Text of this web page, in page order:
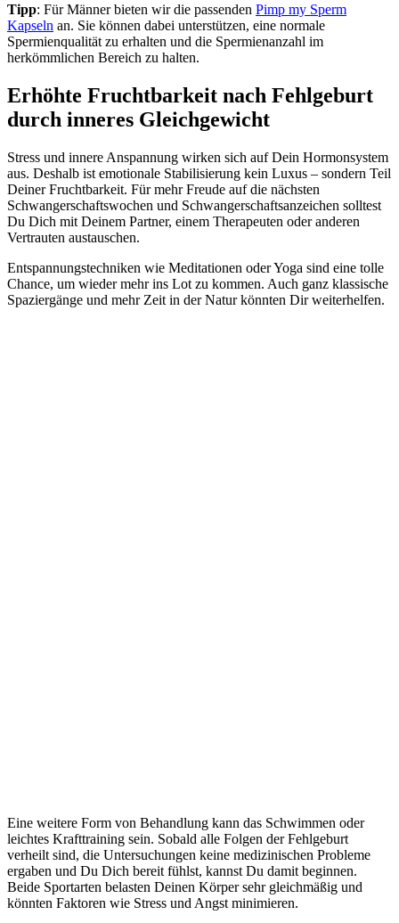
Tipp: Für Männer bieten wir die passenden Pimp my Sperm
Kapseln an. Sie können dabei unterstützen, eine normale
Spermienqualität zu erhalten und die Spermienanzahl im
herkömmlichen Bereich zu halten.
Erhöhte Fruchtbarkeit nach Fehlgeburt
durch inneres Gleichgewicht
Stress und innere Anspannung wirken sich auf Dein Hormonsystem
aus. Deshalb ist emotionale Stabilisierung kein Luxus – sondern Teil
Deiner Fruchtbarkeit. Für mehr Freude auf die nächsten
Schwangerschaftswochen und Schwangerschaftsanzeichen solltest
Du Dich mit Deinem Partner, einem Therapeuten oder anderen
Vertrauten austauschen.
Entspannungstechniken wie Meditationen oder Yoga sind eine tolle
Chance, um wieder mehr ins Lot zu kommen. Auch ganz klassische
Spaziergänge und mehr Zeit in der Natur könnten Dir weiterhelfen.
Eine weitere Form von Behandlung kann das Schwimmen oder
leichtes Krafttraining sein. Sobald alle Folgen der Fehlgeburt
verheilt sind, die Untersuchungen keine medizinischen Probleme
ergaben und Du Dich bereit fühlst, kannst Du damit beginnen.
Beide Sportarten belasten Deinen Körper sehr gleichmäßig und
könnten Faktoren wie Stress und Angst minimieren.